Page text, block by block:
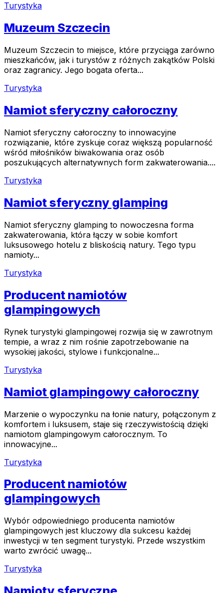
Turystyka
Muzeum Szczecin
Muzeum Szczecin to miejsce, które przyciąga zarówno
mieszkańców, jak i turystów z różnych zakątków Polski
oraz zagranicy. Jego bogata oferta...
Turystyka
Namiot sferyczny całoroczny
Namiot sferyczny całoroczny to innowacyjne
rozwiązanie, które zyskuje coraz większą popularność
wśród miłośników biwakowania oraz osób
poszukujących alternatywnych form zakwaterowania....
Turystyka
Namiot sferyczny glamping
Namiot sferyczny glamping to nowoczesna forma
zakwaterowania, która łączy w sobie komfort
luksusowego hotelu z bliskością natury. Tego typu
namioty...
Turystyka
Producent namiotów
glampingowych
Rynek turystyki glampingowej rozwija się w zawrotnym
tempie, a wraz z nim rośnie zapotrzebowanie na
wysokiej jakości, stylowe i funkcjonalne...
Turystyka
Namiot glampingowy całoroczny
Marzenie o wypoczynku na łonie natury, połączonym z
komfortem i luksusem, staje się rzeczywistością dzięki
namiotom glampingowym całorocznym. To
innowacyjne...
Turystyka
Producent namiotów
glampingowych
Wybór odpowiedniego producenta namiotów
glampingowych jest kluczowy dla sukcesu każdej
inwestycji w ten segment turystyki. Przede wszystkim
warto zwrócić uwagę...
Turystyka